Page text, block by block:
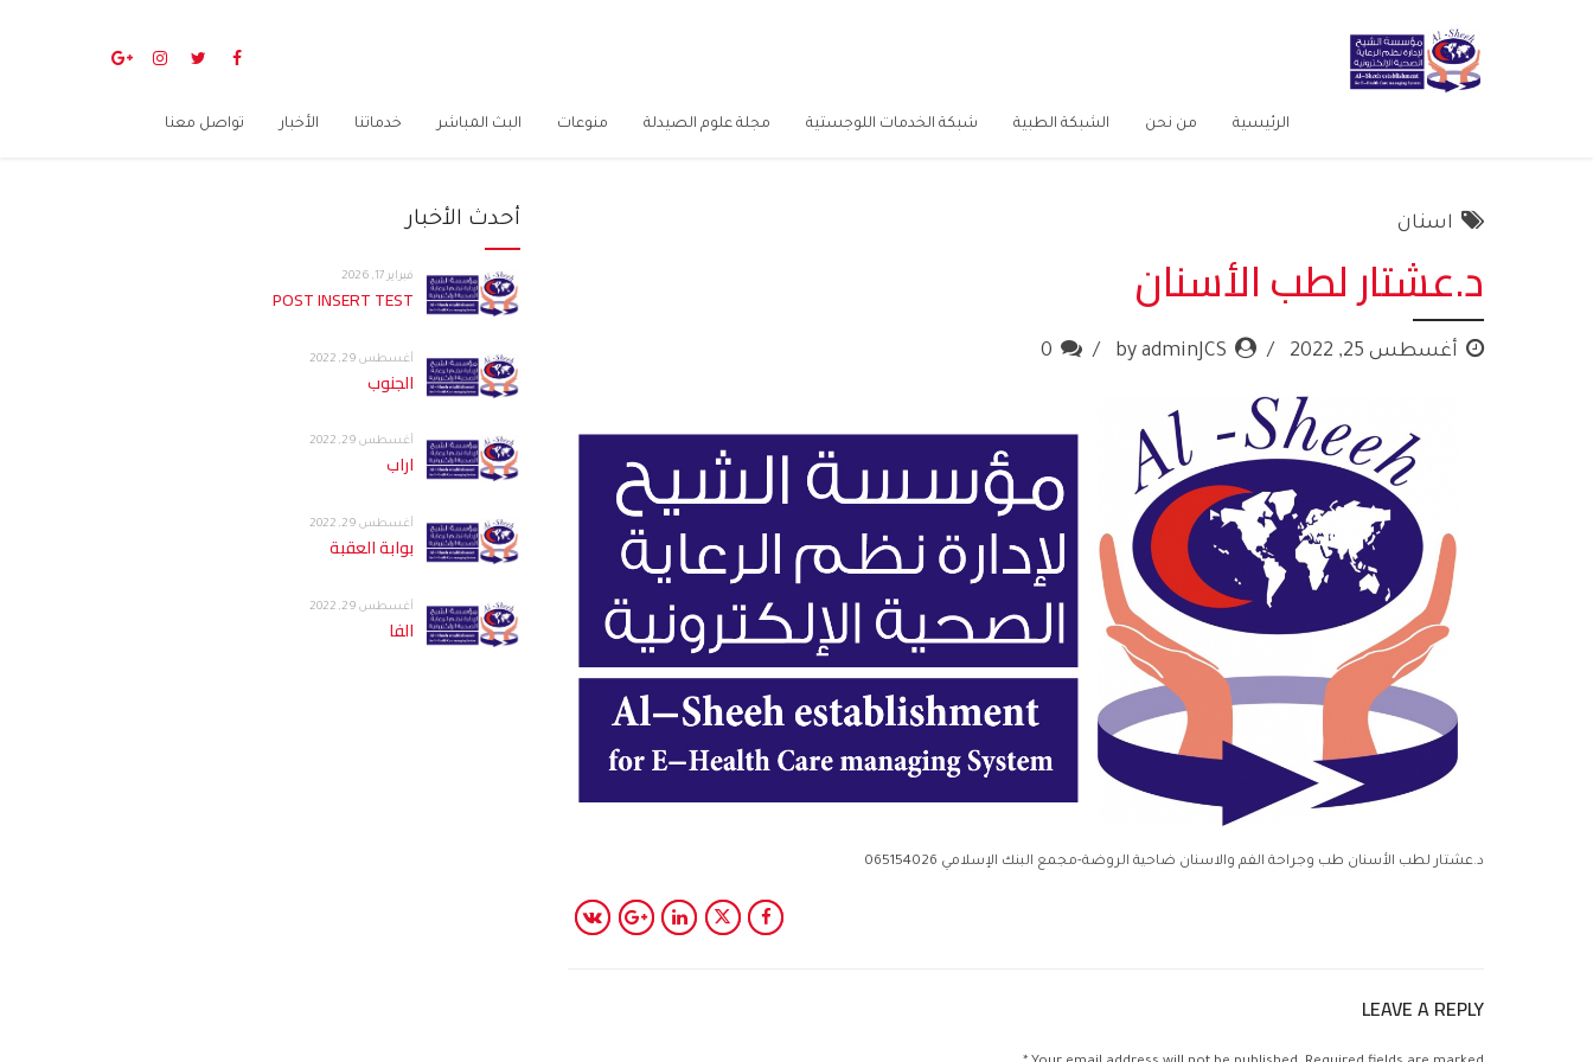
الرئيسية من نحن الشبكة الطبية شبكة الخدمات اللوجستية مجلة علوم الصيدلة منوعات البث المباشر خدماتنا الأخبار تواصل معنا
اسنان
د.عشتار لطب الأسنان
أغسطس 25, 2022 by adminJCS
0
د.عشتار لطب الأسنان طب وجراحة الفم والاسنان ضاحية الروضة-مجمع البنك الإسلامي 065154026
LEAVE A REPLY
أحدث الأخبار
فبراير 17, 2026
POST INSERT TEST
أغسطس 29, 2022
الجنوب
أغسطس 29, 2022
اراب
أغسطس 29, 2022
بوابة العقبة
أغسطس 29, 2022
الفا